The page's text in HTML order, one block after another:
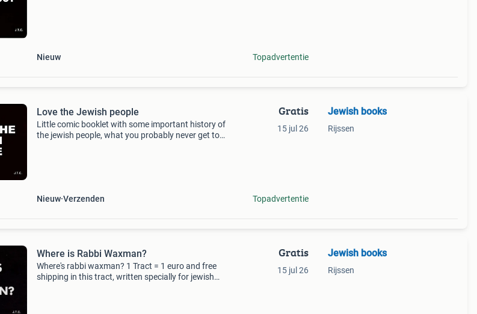
Nieuw Topadvertentie
Love the Jewish people
Little comic booklet with some important history of
the jewish people, what you probably never get to
Nieuw Verzenden
Gratis
15 jul 26
Topadvertentie
Jewish books
Rijssen
Where is Rabbi Waxman?
Where's rabbi waxman? 1 Tract = 1 euro and free
shipping in this tract, written specially for jewish
Gratis
15 jul 26
Jewish books
Rijssen